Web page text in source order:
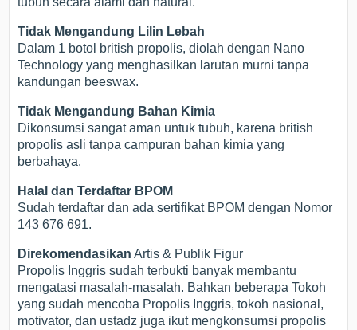
Tidak Mengandung Lilin Lebah
Dalam 1 botol british propolis, diolah dengan Nano
Technology yang menghasilkan larutan murni tanpa
kandungan beeswax.
Tidak Mengandung Bahan Kimia
Dikonsumsi sangat aman untuk tubuh, karena british
propolis asli tanpa campuran bahan kimia yang
berbahaya.
Halal dan Terdaftar BPOM
Sudah terdaftar dan ada sertifikat BPOM dengan Nomor
143 676 691.
Direkomendasikan Artis & Publik Figur
Propolis Inggris sudah terbukti banyak membantu
mengatasi masalah-masalah. Bahkan beberapa Tokoh
yang sudah mencoba Propolis Inggris, tokoh nasional,
motivator, dan ustadz juga ikut mengkonsumsi propolis